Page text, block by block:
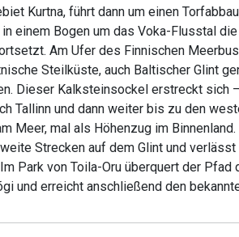
Kurtna, führt dann um einen
einem Bogen um das Voka-Flusstal
Am Ufer des Finnischen
Steilküste, auch Baltischer Glint
Dieser Kalksteinsockel erstreckt sich
Tallinn und dann weiter bis zu den
Meer, mal als Höhenzug im
Strecken auf dem Glint und verlässt
Park von Toila-Oru überquert der Pfad
und erreicht anschließend den